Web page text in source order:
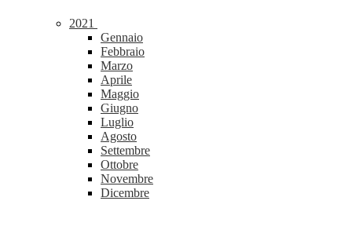
2021
Gennaio
Febbraio
Marzo
Aprile
Maggio
Giugno
Luglio
Agosto
Settembre
Ottobre
Novembre
Dicembre